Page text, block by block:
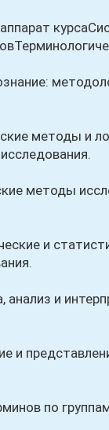
методы и
методы
и
и
по